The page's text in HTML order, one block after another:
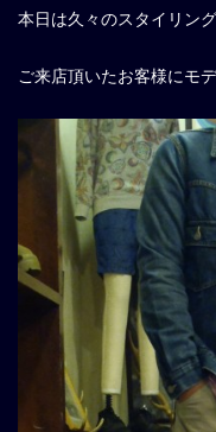
Mail Order
Contact
Web Store
本日は久々のスタイリング
ご来店頂いたお客様にモ